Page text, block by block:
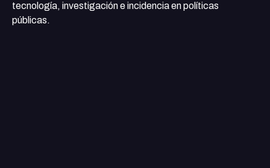
tecnología, investigación e incidencia en políticas
públicas.